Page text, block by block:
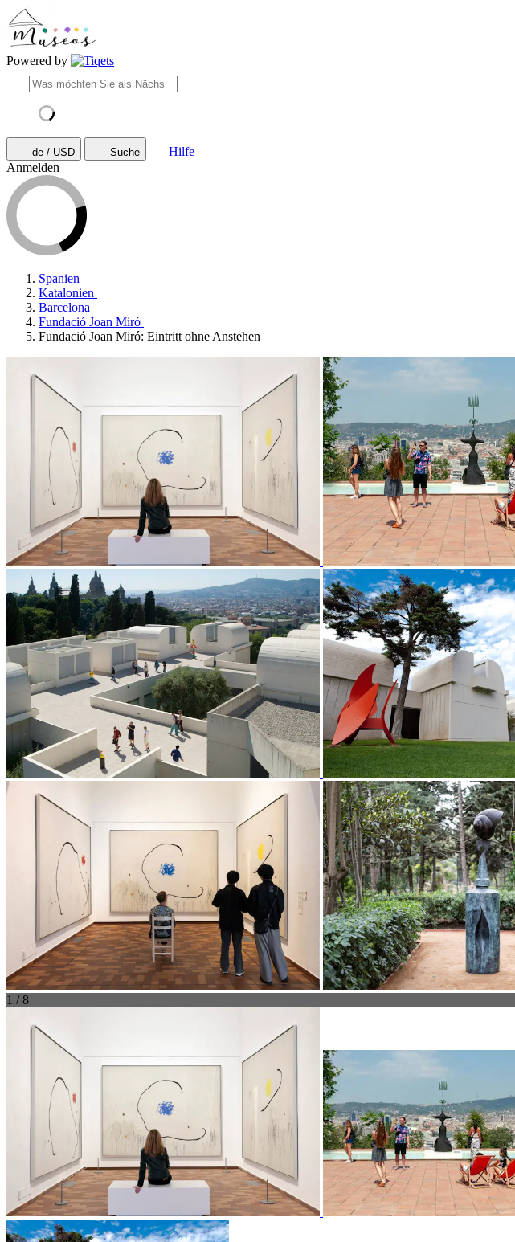
Powered by
de / USD Suche
Hilfe
Anmelden
Spanien
Katalonien
Barcelona
Fundació Joan Miró
Fundació Joan Miró: Eintritt ohne Anstehen
1 / 8